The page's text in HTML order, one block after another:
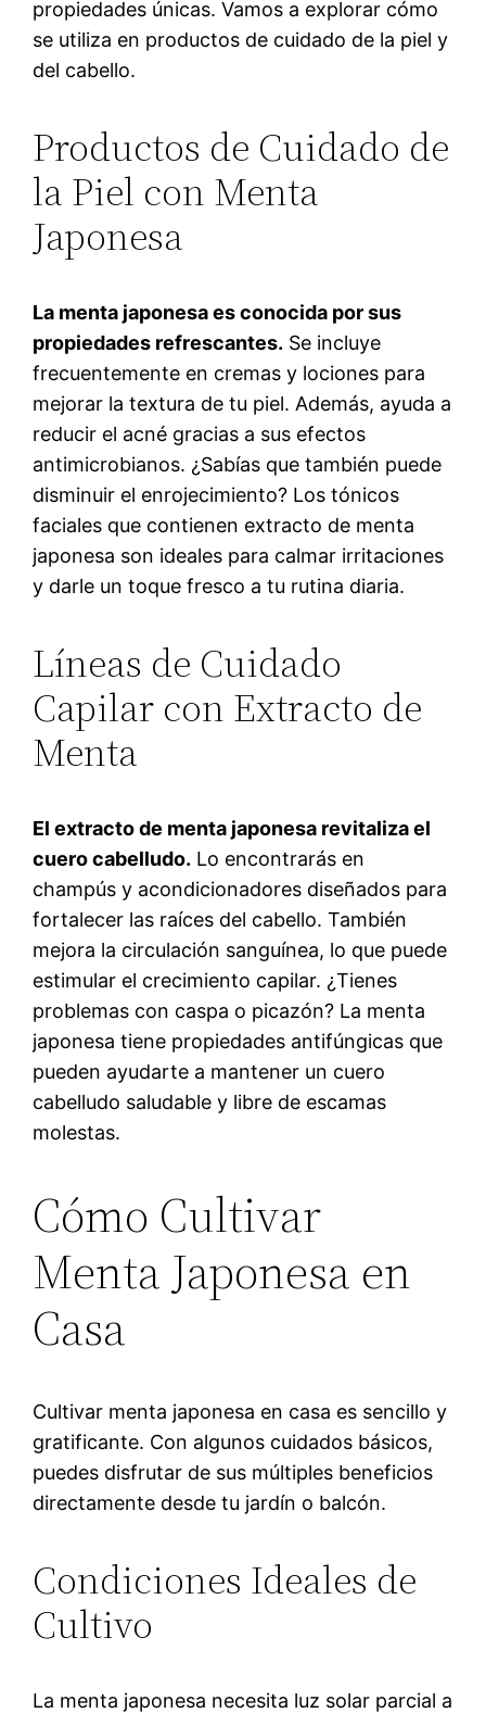
propiedades únicas. Vamos a explorar cómo
se utiliza en productos de cuidado de la piel y
del cabello.
Productos de Cuidado de
la Piel con Menta
Japonesa
La menta japonesa es conocida por sus
propiedades refrescantes. Se incluye
frecuentemente en cremas y lociones para
mejorar la textura de tu piel. Además, ayuda a
reducir el acné gracias a sus efectos
antimicrobianos. ¿Sabías que también puede
disminuir el enrojecimiento? Los tónicos
faciales que contienen extracto de menta
japonesa son ideales para calmar irritaciones
y darle un toque fresco a tu rutina diaria.
Líneas de Cuidado
Capilar con Extracto de
Menta
El extracto de menta japonesa revitaliza el
cuero cabelludo. Lo encontrarás en
champús y acondicionadores diseñados para
fortalecer las raíces del cabello. También
mejora la circulación sanguínea, lo que puede
estimular el crecimiento capilar. ¿Tienes
problemas con caspa o picazón? La menta
japonesa tiene propiedades antifúngicas que
pueden ayudarte a mantener un cuero
cabelludo saludable y libre de escamas
molestas.
Cómo Cultivar
Menta Japonesa en
Casa
Cultivar menta japonesa en casa es sencillo y
gratificante. Con algunos cuidados básicos,
puedes disfrutar de sus múltiples beneficios
directamente desde tu jardín o balcón.
Condiciones Ideales de
Cultivo
La menta japonesa necesita luz solar parcial a